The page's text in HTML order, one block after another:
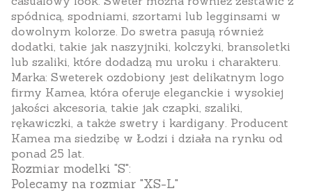
spódnicą, spodniami, szortami lub legginsami w
dowolnym kolorze. Do swetra pasują również
dodatki, takie jak naszyjniki, kolczyki, bransoletki
lub szaliki, które dodadzą mu uroku i charakteru.
Marka: Sweterek ozdobiony jest delikatnym logo
firmy Kamea, która oferuje eleganckie i wysokiej
jakości akcesoria, takie jak czapki, szaliki,
rękawiczki, a także swetry i kardigany. Producent
Kamea ma siedzibę w Łodzi i działa na rynku od
ponad 25 lat.
Rozmiar modelki "S":
Polecamy na rozmiar "XS-L"